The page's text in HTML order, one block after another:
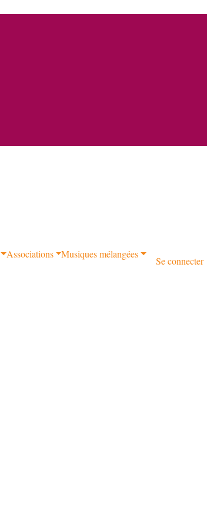
Associations Musiques mélangées
Se connecter